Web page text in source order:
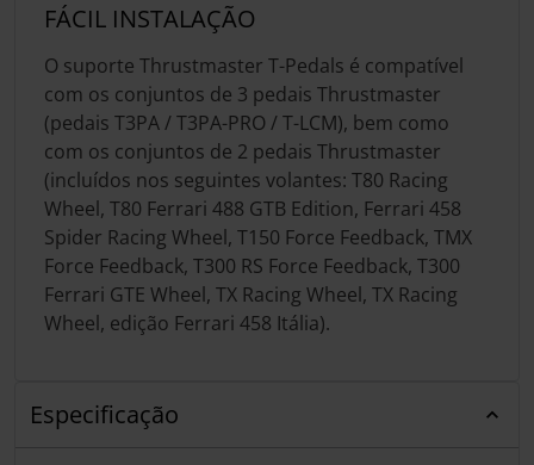
FÁCIL INSTALAÇÃO
O suporte Thrustmaster T-Pedals é compatível
com os conjuntos de 3 pedais Thrustmaster
(pedais T3PA / T3PA-PRO / T-LCM), bem como
com os conjuntos de 2 pedais Thrustmaster
(incluídos nos seguintes volantes: T80 Racing
Wheel, T80 Ferrari 488 GTB Edition, Ferrari 458
Spider Racing Wheel, T150 Force Feedback, TMX
Force Feedback, T300 RS Force Feedback, T300
Ferrari GTE Wheel, TX Racing Wheel, TX Racing
Wheel, edição Ferrari 458 Itália).
Especificação